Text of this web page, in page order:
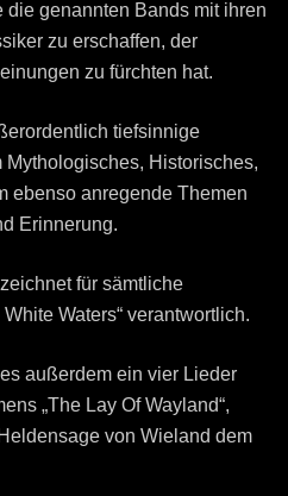
die genannten Bands mit ihren
zu erschaffen, der
zu fürchten hat.
tiefsinnige
Historisches,
ebenso anregende Themen
Erinnerung.
für sämtliche
Waters“ verantwortlich.
außerdem ein vier Lieder
„The Lay Of Wayland“,
von Wieland dem